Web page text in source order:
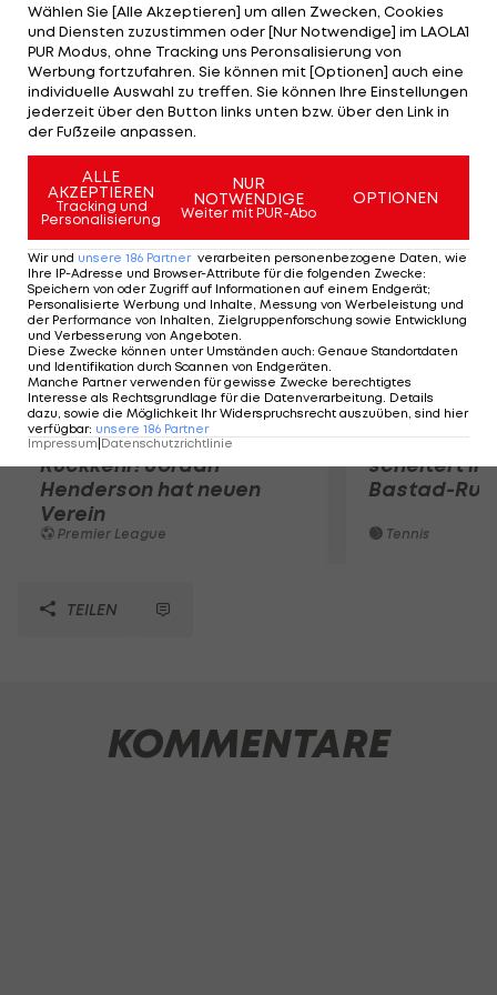
des Wochenendes Yamaha-Markenkollege Cal
Crutchlow um 0,154 Sekunden hinter sich. Stoner
fehlen 0,372 Sekunden. Bester Ducati-Pilot ist
Hector Barbera auf Rang sechs, Valentino Rossi
landet auf acht.
Mehr zum Thema
Premier-League-
Rückkehr! Jordan
Henderson hat neuen
Verein
Premier League
Sebastian
scheitert in
Bastad-
Tennis
TEILEN
KOMMENTARE
Wählen Sie [Alle Akzeptieren] um allen Zwecken, Cookies
und Diensten zuzustimmen oder [Nur Notwendige] im LAOLA1
PUR Modus, ohne Tracking uns Peronsalisierung von
Werbung fortzufahren. Sie können mit [Optionen] auch eine
individuelle Auswahl zu treffen. Sie können Ihre Einstellungen
jederzeit über den Button links unten bzw. über den Link in
der Fußzeile anpassen.
ALLE
AKZEPTIEREN
Tracking und
Personalisierung
NUR
NOTWENDIGE
Weiter mit PUR-Abo
OPTIONEN
Wir und unsere 186 Partner verarbeiten personenbezogene Daten, wie
Ihre IP-Adresse und Browser-Attribute für die folgenden Zwecke:
Speichern von oder Zugriff auf Informationen auf einem Endgerät;
Personalisierte Werbung und Inhalte, Messung von Werbeleistung und
der Performance von Inhalten, Zielgruppenforschung sowie Entwicklung
und Verbesserung von Angeboten.
Diese Zwecke können unter Umständen auch: Genaue Standortdaten
und Identifikation durch Scannen von Endgeräten.
Manche Partner verwenden für gewisse Zwecke berechtigtes
Interesse als Rechtsgrundlage für die Datenverarbeitung. Details
dazu, sowie die Möglichkeit Ihr Widerspruchsrecht auszuüben, sind hier
verfügbar: unsere 186 Partner
Impressum Datenschutzrichtlinie